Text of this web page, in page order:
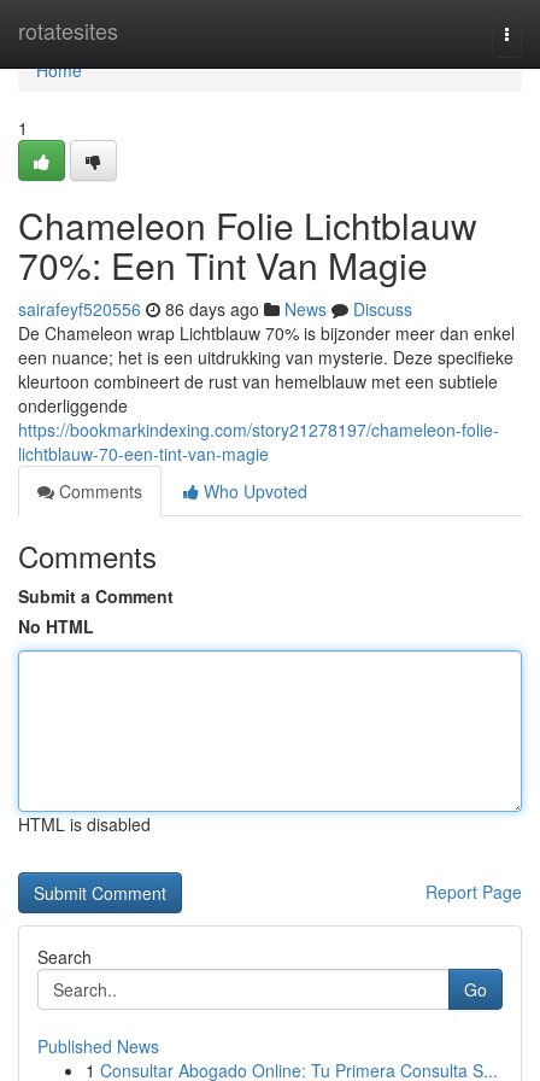
rotatesites
Home
Home
1
Chameleon Folie Lichtblauw
70%: Een Tint Van Magie
sairafeyf520556 86 days ago News
Discuss
De Chameleon wrap Lichtblauw 70% is bijzonder meer dan enkel
een nuance; het is een uitdrukking van mysterie. Deze specifieke
kleurtoon combineert de rust van hemelblauw met een subtiele
onderliggende
https://bookmarkindexing.com/story21278197/chameleon-folie-
lichtblauw-70-een-tint-van-magie
Comments
Who Upvoted
Comments
Submit a Comment
No HTML
HTML is disabled
Report Page
Search
Go
Published News
1 Consultar Abogado Online: Tu Primera Consulta S...